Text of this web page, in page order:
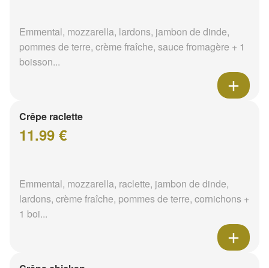
Emmental, mozzarella, lardons, jambon de dinde,
pommes de terre, crème fraîche, sauce fromagère + 1
boisson...
Crêpe raclette
11.99 €
Emmental, mozzarella, raclette, jambon de dinde,
lardons, crème fraîche, pommes de terre, cornichons +
1 boi...